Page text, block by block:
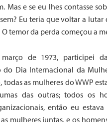
Mas e se eu lhes contasse
Eu teria que voltar a
temor da perda começou a
de 1973, participei
do Dia Internacional da
todas as mulheres do WWP
das outras; todos os
então eu estava
mulheres juntas, e os